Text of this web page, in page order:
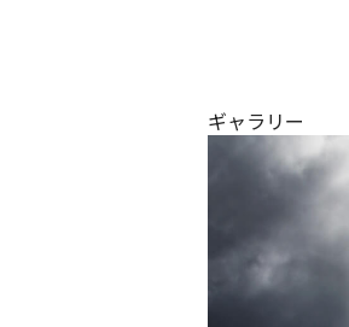
ギャラリー